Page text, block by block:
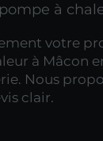
à
votre
à Mâcon
Nous
clair.